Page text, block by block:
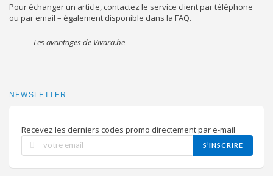
Pour échanger un article, contactez le service client par téléphone
ou par email – également disponible dans la FAQ.
Les avantages de Vivara.be
NEWSLETTER
Recevez les derniers codes promo directement par e-mail
S’INSCRIRE